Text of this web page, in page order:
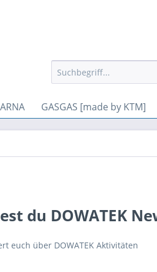
GASGAS [made by KTM]
stets gesetzt werden. Andere
du DOWATEK
euch über DOWATEK Aktivitäten